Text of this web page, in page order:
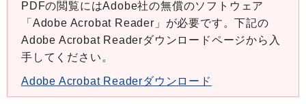
PDFの閲覧にはAdobe社の無償のソフトウェア
「Adobe Acrobat Reader」が必要です。下記の
Adobe Acrobat Readerダウンロードページから入
手してください。
Adobe Acrobat Readerダウンロード